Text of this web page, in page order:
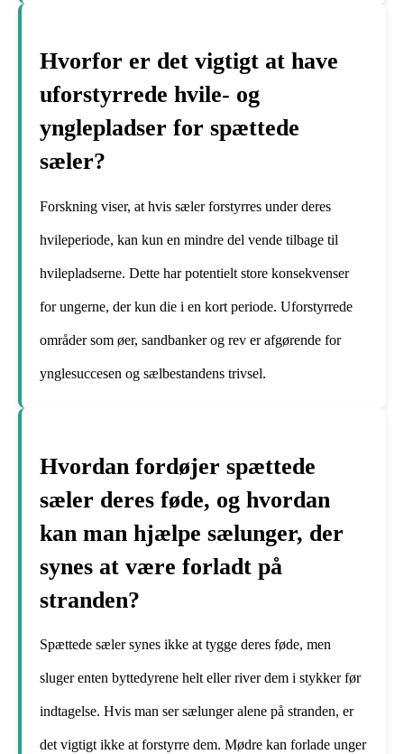
Hvorfor er det vigtigt at have
uforstyrrede hvile- og
ynglepladser for spættede
sæler?
Forskning viser, at hvis sæler forstyrres under deres
hvileperiode, kan kun en mindre del vende tilbage til
hvilepladserne. Dette har potentielt store konsekvenser
for ungerne, der kun die i en kort periode. Uforstyrrede
områder som øer, sandbanker og rev er afgørende for
ynglesuccesen og sælbestandens trivsel.
Hvordan fordøjer spættede
sæler deres føde, og hvordan
kan man hjælpe sælunger, der
synes at være forladt på
stranden?
Spættede sæler synes ikke at tygge deres føde, men
sluger enten byttedyrene helt eller river dem i stykker før
indtagelse. Hvis man ser sælunger alene på stranden, er
det vigtigt ikke at forstyrre dem. Mødre kan forlade unger